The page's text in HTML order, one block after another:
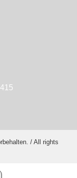
/ All rights